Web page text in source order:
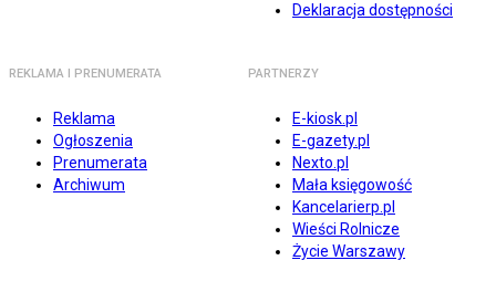
Deklaracja dostępności
REKLAMA I PRENUMERATA
Reklama
Ogłoszenia
Prenumerata
Archiwum
PARTNERZY
E-kiosk.pl
E-gazety.pl
Nexto.pl
Mała księgowość
Kancelarierp.pl
Wieści Rolnicze
Życie Warszawy